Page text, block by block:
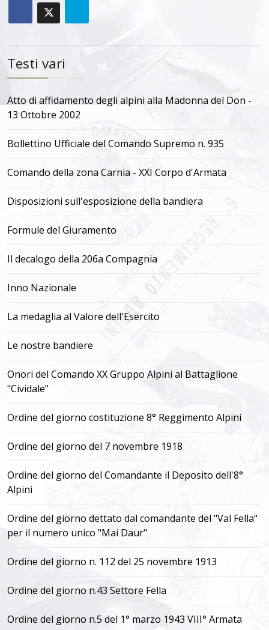
Testi vari
Atto di affidamento degli alpini alla Madonna del Don -
13 Ottobre 2002
Bollettino Ufficiale del Comando Supremo n. 935
Comando della zona Carnia - XXI Corpo d'Armata
Disposizioni sull'esposizione della bandiera
Formule del Giuramento
Il decalogo della 206a Compagnia
Inno Nazionale
La medaglia al Valore dell'Esercito
Le nostre bandiere
Onori del Comando XX Gruppo Alpini al Battaglione
"Cividale"
Ordine del giorno costituzione 8° Reggimento Alpini
Ordine del giorno del 7 novembre 1918
Ordine del giorno del Comandante il Deposito dell'8°
Alpini
Ordine del giorno dettato dal comandante del "Val Fella"
per il numero unico "Mai Daur"
Ordine del giorno n. 112 del 25 novembre 1913
Ordine del giorno n.43 Settore Fella
Ordine del giorno n.5 del 1° marzo 1943 VIII° Armata